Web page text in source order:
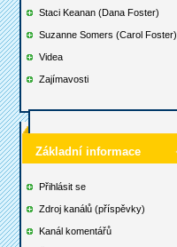
Staci Keanan (Dana Foster)
Suzanne Somers (Carol Foster)
Videa
Zajímavosti
Základní informace
Přihlásit se
Zdroj kanálů (příspěvky)
Kanál komentářů